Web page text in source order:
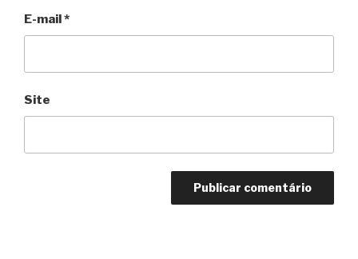
E-mail*
Site